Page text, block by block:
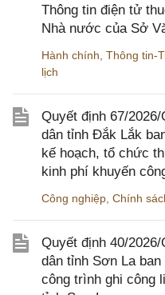
Thông tin điện tử
Nhà nước của Sở
Hành chính Thông tin-
lịch
Quyết định 67/
dân tỉnh Đắk Lắk
kế hoạch, tổ chức
kinh phí khuyến
Công nghiệp Chính
Quyết định 40/
dân tỉnh Sơn La
công trình ghi công